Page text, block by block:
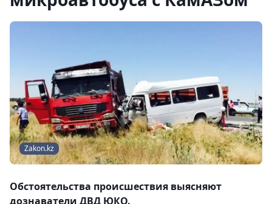
Zakon.kz
Обстоятельства происшествия выясняют
дознаватели ДВД ЮКО.